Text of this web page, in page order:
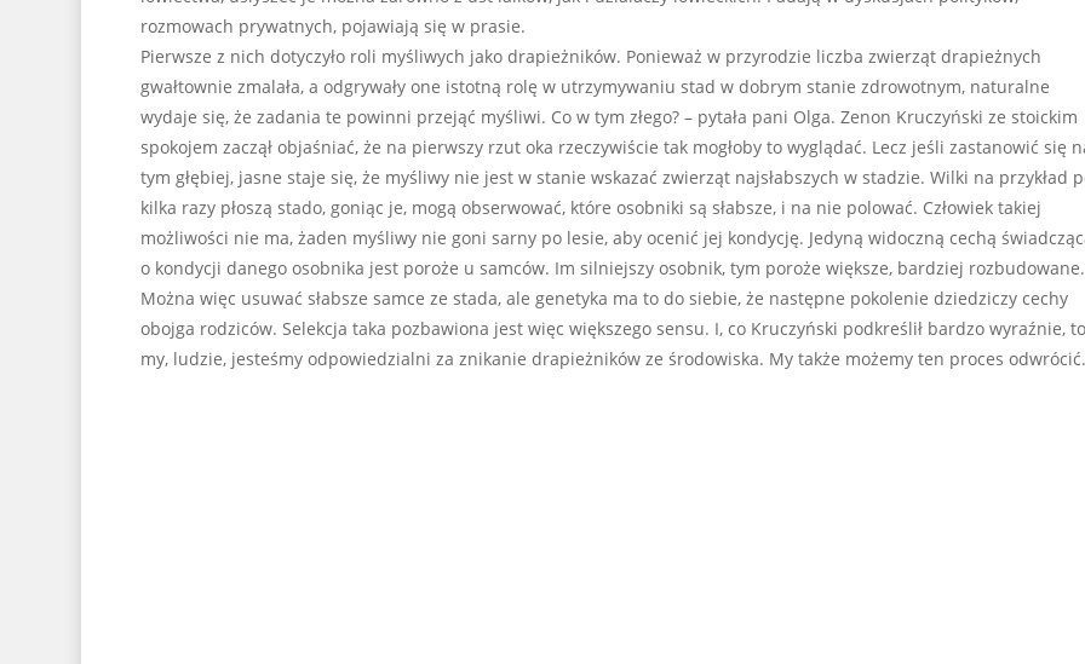
rozmowach prywatnych, pojawiają się w prasie.
Pierwsze z nich dotyczyło roli myśliwych jako drapieżników. Ponieważ w przyrodzie liczba zwierząt drapieżnych
gwałtownie zmalała, a odgrywały one istotną rolę w utrzymywaniu stad w dobrym stanie zdrowotnym, naturalne
wydaje się, że zadania te powinni przejąć myśliwi. Co w tym złego? – pytała pani Olga. Zenon Kruczyński ze stoickim
spokojem zaczął objaśniać, że na pierwszy rzut oka rzeczywiście tak mogłoby to wyglądać. Lecz jeśli zastanowić się
tym głębiej, jasne staje się, że myśliwy nie jest w stanie wskazać zwierząt najsłabszych w stadzie. Wilki na przykład
kilka razy płoszą stado, goniąc je, mogą obserwować, które osobniki są słabsze, i na nie polować. Człowiek takiej
możliwości nie ma, żaden myśliwy nie goni sarny po lesie, aby ocenić jej kondycję. Jedyną widoczną cechą
o kondycji danego osobnika jest poroże u samców. Im silniejszy osobnik, tym poroże większe, bardziej rozbudowane.
Można więc usuwać słabsze samce ze stada, ale genetyka ma to do siebie, że następne pokolenie dziedziczy cechy
obojga rodziców. Selekcja taka pozbawiona jest więc większego sensu. I, co Kruczyński podkreślił bardzo wyraźnie, to
my, ludzie, jesteśmy odpowiedzialni za znikanie drapieżników ze środowiska. My także możemy ten proces odwrócić.